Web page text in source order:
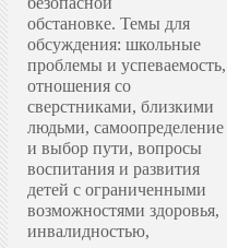
обстановке. Темы для
обсуждения: школьные
проблемы и успеваемость,
отношения со
сверстниками, близкими
людьми, самоопределение
и выбор пути, вопросы
воспитания и развития
детей с ограниченными
возможностями здоровья,
инвалидностью,